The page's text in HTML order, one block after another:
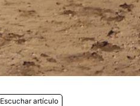
Escuchar artículo